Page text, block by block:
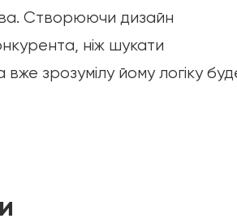
Створюючи дизайн
ніж шукати
зрозумілу йому логіку